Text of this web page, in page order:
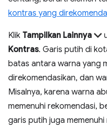
kontras yang
Klik Tampilkan Lainnya
Kontras. Garis putih di
batas antara warna yang
direkomendasikan, dan
Misalnya, karena warna
memenuhi rekomendasi,
garis putih juga